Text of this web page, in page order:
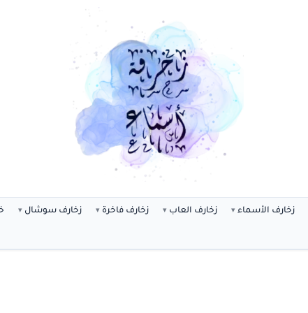
زخارف الأسماء زخارف العاب زخارف فاخرة زخارف سوشال